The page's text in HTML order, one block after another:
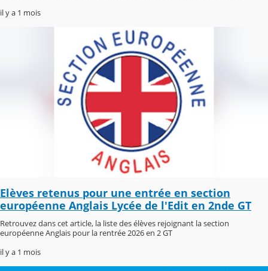
il y a 1 mois
Elèves retenus pour une entrée en section
européenne Anglais Lycée de l'Edit en 2nde GT
Retrouvez dans cet article, la liste des élèves rejoignant la section
européenne Anglais pour la rentrée 2026 en 2 GT
il y a 1 mois